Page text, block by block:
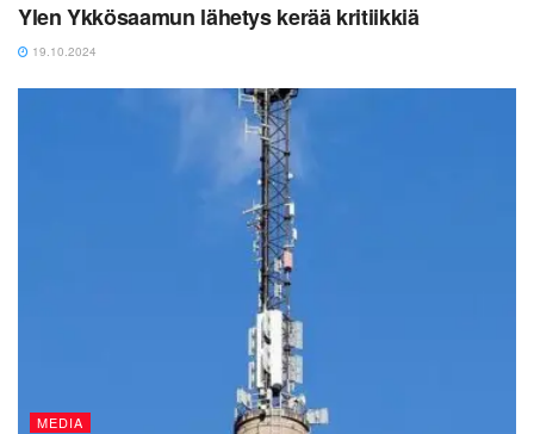
Ylen Ykkösaamun lähetys kerää kritiikkiä
19.10.2024
MEDIA